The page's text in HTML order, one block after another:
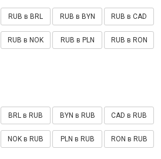
RUB в BRL RUB в BYN RUB в CAD
RUB в NOK RUB в PLN RUB в RON
BRL в RUB BYN в RUB CAD в RUB
NOK в RUB PLN в RUB RON в RUB